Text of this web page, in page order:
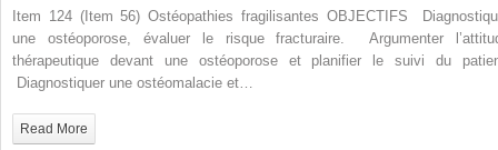
la
cheville
124
(Item
56):
Item 124 (Item 56) Ostéopathies fragilisantes OBJECTIFS
une ostéoporose, évaluer le risque fracturaire. Argumenter
thérapeutique devant une ostéoporose et planifier le suivi du
Diagnostiquer une ostéomalacie et…
Read More